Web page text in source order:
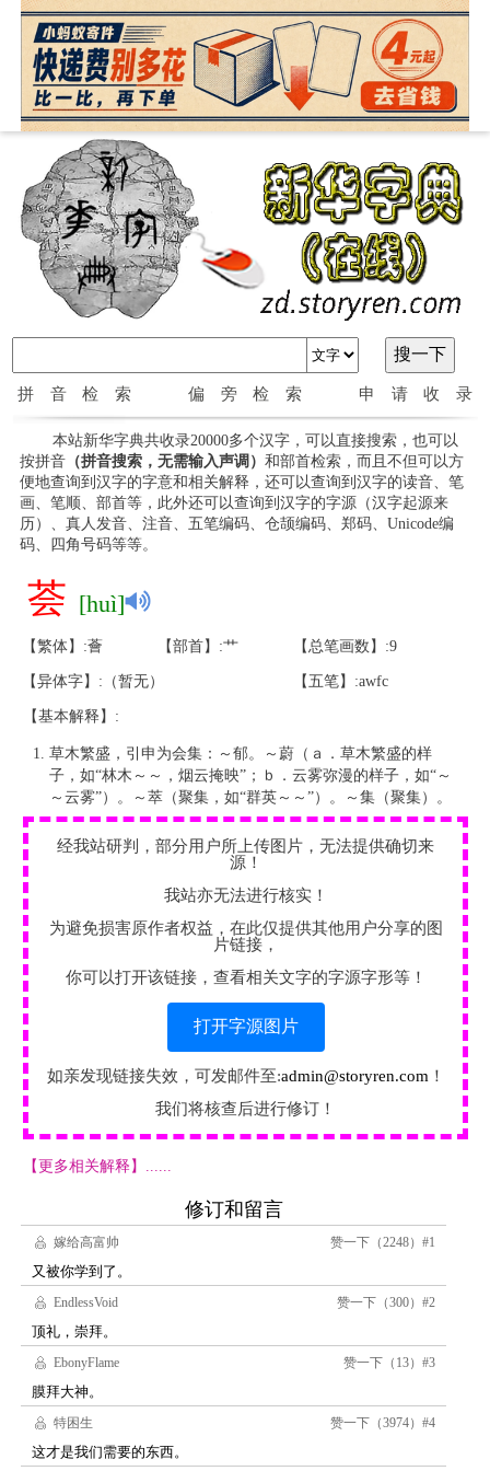
拼音检索 偏旁检索 申请收录
本站新华字典共收录20000多个汉字，可以直接搜索，也可以
按拼音（拼音搜索，无需输入声调） 和部首检索，而且不但可以方
便地查询到汉字的字意和相关解释，还可以查询到汉字的读音、笔
画、笔顺、部首等，此外还可以查询到汉字的字源（汉字起源来
历）、真人发音、注音、五笔编码、仓颉编码、郑码、Unicode编
码、四角号码等等。
荟 [huì]
【繁体】:薈 【部首】:艹 【总笔画数】:9
【异体字】:（暂无） 【五笔】:awfc
【基本解释】:
草木繁盛，引申为会集：～郁。～蔚（ａ．草木繁盛的样
子，如“林木～～，烟云掩映”；ｂ．云雾弥漫的样子，如“～
～云雾”）。～萃（聚集，如“群英～～”）。～集（聚集）。
经我站研判，部分用户所上传图片，无法提供确切来
源！
我站亦无法进行核实！
为避免损害原作者权益，在此仅提供其他用户分享的图
片链接，
你可以打开该链接，查看相关文字的字源字形等！
打开字源图片
如亲发现链接失效，可发邮件至:admin@storyren.com ！
我们将核查后进行修订！
【更多相关解释】......